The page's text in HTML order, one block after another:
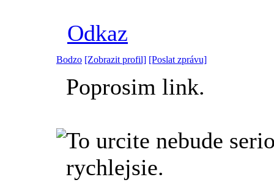
Odkaz
Bodzo [Zobrazit profil] [Poslat zprávu]
Poprosim link.
To urcite nebude
rychlejsie.